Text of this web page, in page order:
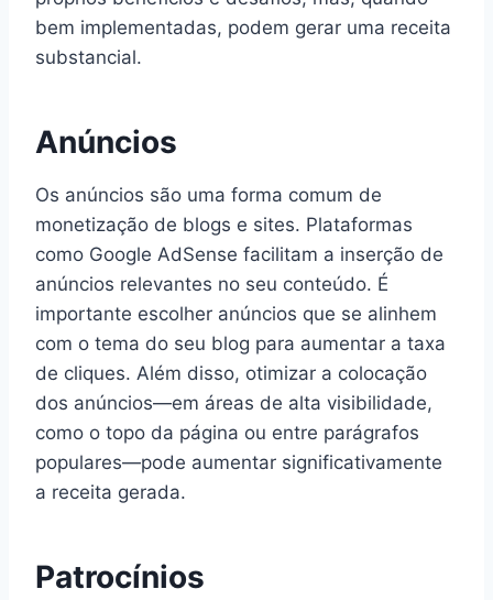
bem implementadas, podem gerar uma receita
substancial.
Anúncios
Os anúncios são uma forma comum de
monetização de blogs e sites. Plataformas
como Google AdSense facilitam a inserção de
anúncios relevantes no seu conteúdo. É
importante escolher anúncios que se alinhem
com o tema do seu blog para aumentar a taxa
de cliques. Além disso, otimizar a colocação
dos anúncios—em áreas de alta visibilidade,
como o topo da página ou entre parágrafos
populares—pode aumentar significativamente
a receita gerada.
Patrocínios